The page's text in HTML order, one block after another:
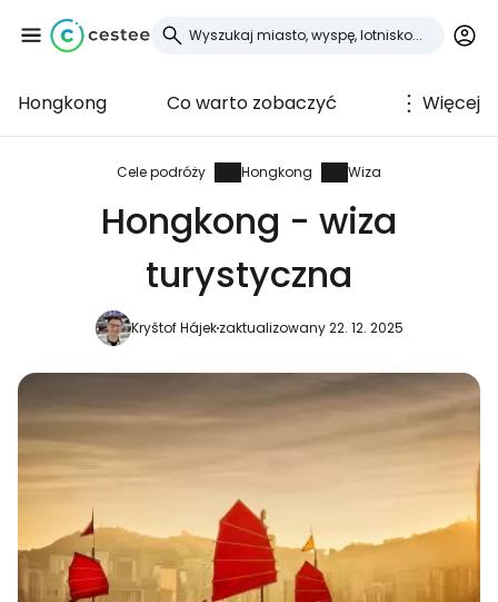
Hongkong Co warto zobaczyć Więcej
Cele podróży Hongkong Wiza
Hongkong - wiza
turystyczna
Kryštof Hájekzaktualizowany 22. 12. 2025
Zaloguj się do
Cestee
... światowej społeczności podróżniczej
Kontynuuj z Google
Kontynuuj z Facebookiem